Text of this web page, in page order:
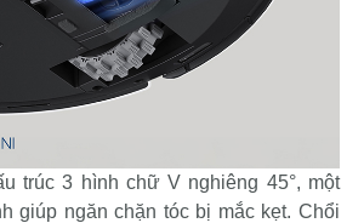
trúc 3 hình chữ V nghiêng 45°, một
giúp ngăn chặn tóc bị mắc kẹt. Chổi